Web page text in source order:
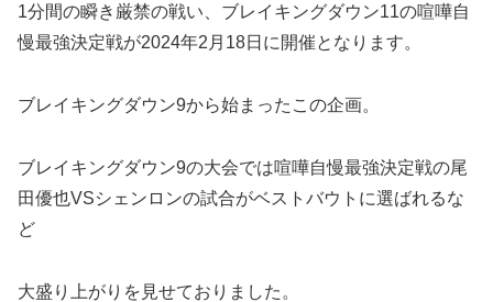
1分間の瞬き厳禁の戦い、ブレイキングダウン11の喧嘩自
慢最強決定戦が2024年2月18日に開催となります。
ブレイキングダウン9から始まったこの企画。
ブレイキングダウン9の大会では喧嘩自慢最強決定戦の尾
田優也VSシェンロンの試合がベストバウトに選ばれるな
ど
大盛り上がりを見せておりました。